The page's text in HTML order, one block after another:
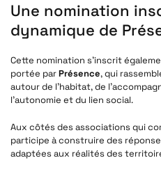
Une nomination
dynamique de
Cette nomination s’inscrit
portée parPrésence, qui
autour de l’habitat, de
l’autonomie et du lien social.
Aux côtés des associations qui
participe à construire des
adaptées aux réalités des